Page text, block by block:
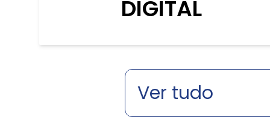
DIGITAL